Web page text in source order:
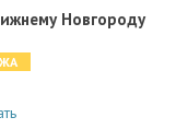
Новгороду
253-70-29